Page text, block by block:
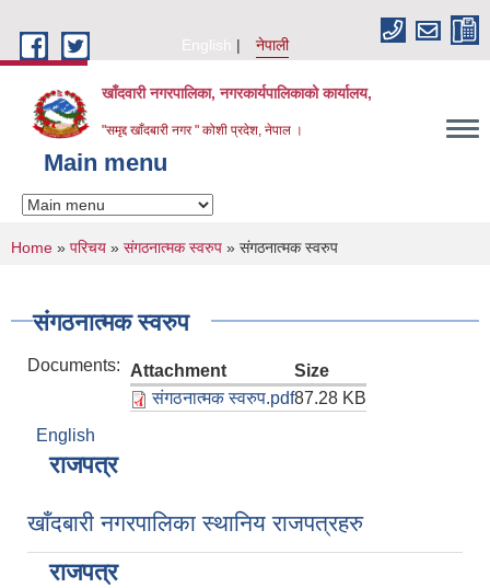
English
नेपाली
खाँदवारी नगरपालिका, नगरकार्यपालिकाको कार्यालय,
"समृद्द खाँदबारी नगर " कोशी प्रदेश, नेपाल ।
Main menu
You are here
Home » परिचय » संगठनात्मक स्वरुप » संगठनात्मक स्वरुप
संगठनात्मक स्वरुप
Documents: Attachment
Size
संगठनात्मक स्वरुप.pdf87.28 KB
English
राजपत्र
खाँदबारी नगरपालिका स्थानिय राजपत्रहरु
राजपत्र